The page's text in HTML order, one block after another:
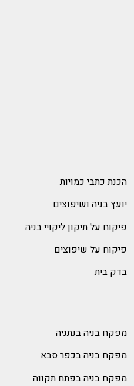
הכנת כתבי כמויות
יועץ בניה ושיפוצים
פיקוח על תיקון ליקויי בניה
פיקוח על שיפוצים
בדק בית
מפקח בניה בנתניה
מפקח בניה בכפר סבא
מפקח בניה בפתח תקווה